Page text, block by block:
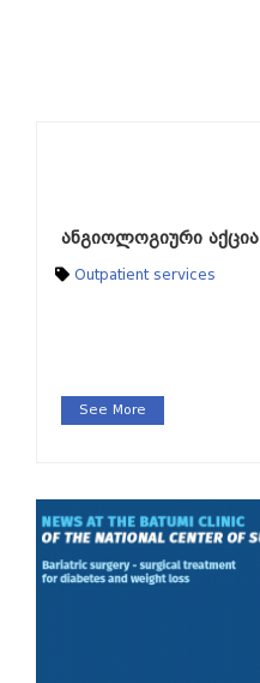
ანგიოლოგიური აქცია
Outpatient services
See More